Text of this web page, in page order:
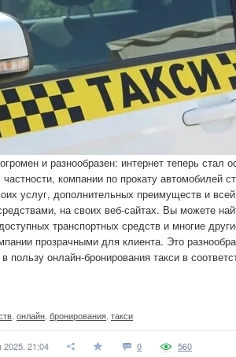
и разнообразен: интернет теперь стал
компании по прокату автомобилей
услуг, дополнительных преимуществ и
на своих веб-сайтах. Вы можете
транспортных средств и многие
прозрачными для клиента. Это
пользу онлайн-бронирования такси в
онлайн бронирования такси
2025, 21:04 0 560